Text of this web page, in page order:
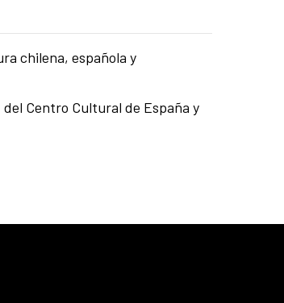
chilena, española y
Centro Cultural de España y